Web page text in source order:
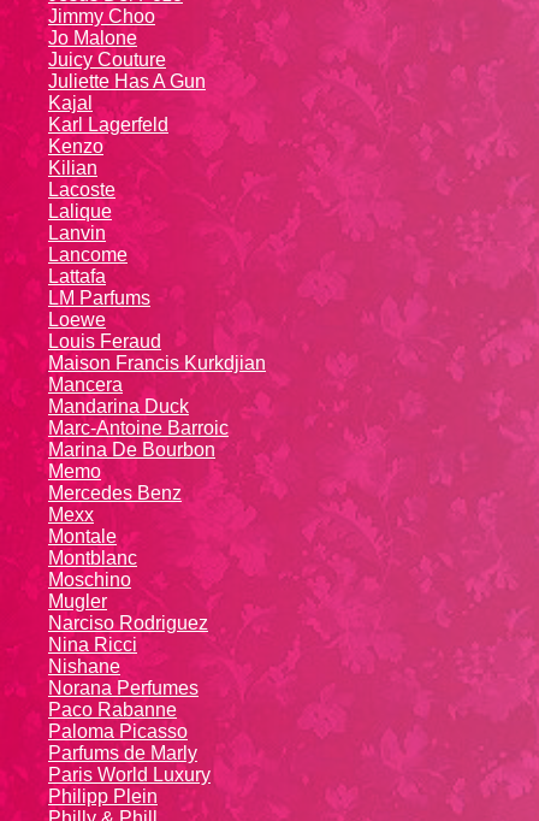
Jimmy Choo
Jo Malone
Juicy Couture
Juliette Has A Gun
Kajal
Karl Lagerfeld
Kenzo
Kiliаn
Lacoste
Lalique
Lanvin
Lanсоmе
Lattafa
LM Parfums
Loewe
Louis Feraud
Maison Francis Kurkdjian
Mancera
Mandarina Duck
Marc-Antoine Barroic
Marina De Bourbon
Memo
Mercedes Benz
Mexx
Montale
Montblanc
Moschino
Mugler
Narciso Rodriguez
Nina Ricci
Nishane
Norana Perfumes
Paco Rabanne
Paloma Picasso
Parfums de Marly
Paris World Luxury
Philipp Plein